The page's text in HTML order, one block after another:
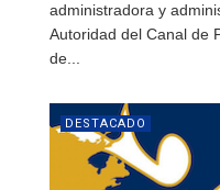
administradora y
Autoridad del Canal de
de...
DESTACADO